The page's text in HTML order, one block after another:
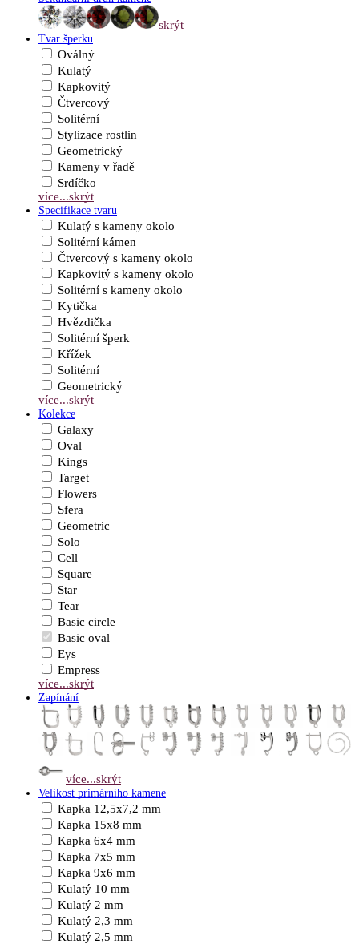
skrýt
Tvar šperku
Oválný
Kulatý
Kapkovitý
Čtvercový
Solitérní
Stylizace rostlin
Geometrický
Kameny v řadě
Srdíčko
více...skrýt
Specifikace tvaru
Kulatý s kameny okolo
Solitérní kámen
Čtvercový s kameny okolo
Kapkovitý s kameny okolo
Solitérní s kameny okolo
Kytička
Hvězdička
Solitérní šperk
Křížek
Solitérní
Geometrický
více...skrýt
Kolekce
Galaxy
Oval
Kings
Target
Flowers
Sfera
Geometric
Solo
Cell
Square
Star
Tear
Basic circle
Basic oval
Eys
Empress
více...skrýt
Zapínání
více...skrýt
Velikost primárního kamene
Kapka 12,5x7,2 mm
Kapka 15x8 mm
Kapka 6x4 mm
Kapka 7x5 mm
Kapka 9x6 mm
Kulatý 10 mm
Kulatý 2 mm
Kulatý 2,3 mm
Kulatý 2,5 mm